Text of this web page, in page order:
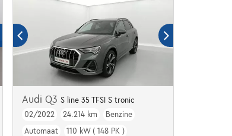
G
Audi Q3S line 35 TFSI S tronic
02/2022
24.214 km
Benzine
Automaat
110 kW ( 148 PK )